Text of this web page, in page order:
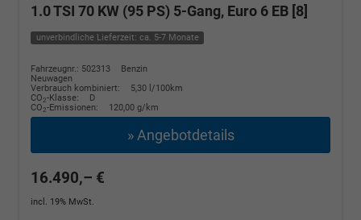
1.0 TSI 70 KW (95 PS) 5-Gang, Euro 6 EB [8]
unverbindliche Lieferzeit: ca. 5-7 Monate
Fahrzeugnr.: 502313
Benzin
Neuwagen
Verbrauch kombiniert:
5,30 l/100km
CO2-Klasse:
D
CO2-Emissionen: 120,00 g/km
» Angebotdetails
16.490,– €
incl. 19% MwSt.